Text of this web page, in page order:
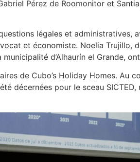
Pérez de Roomonitor et
légales et
et économiste. Noelia Trujillo,
d’Alhaurín el Grande,
de Cubo’s Holiday Homes. Au
décernées pour le sceau